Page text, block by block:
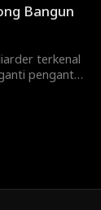
dengan
Namun,
sedang
Bangun
terkenal
pengantin